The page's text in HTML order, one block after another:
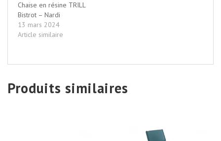
Chaise en résine TRILL
Bistrot – Nardi
13 mars 2024
Article similaire
Produits similaires